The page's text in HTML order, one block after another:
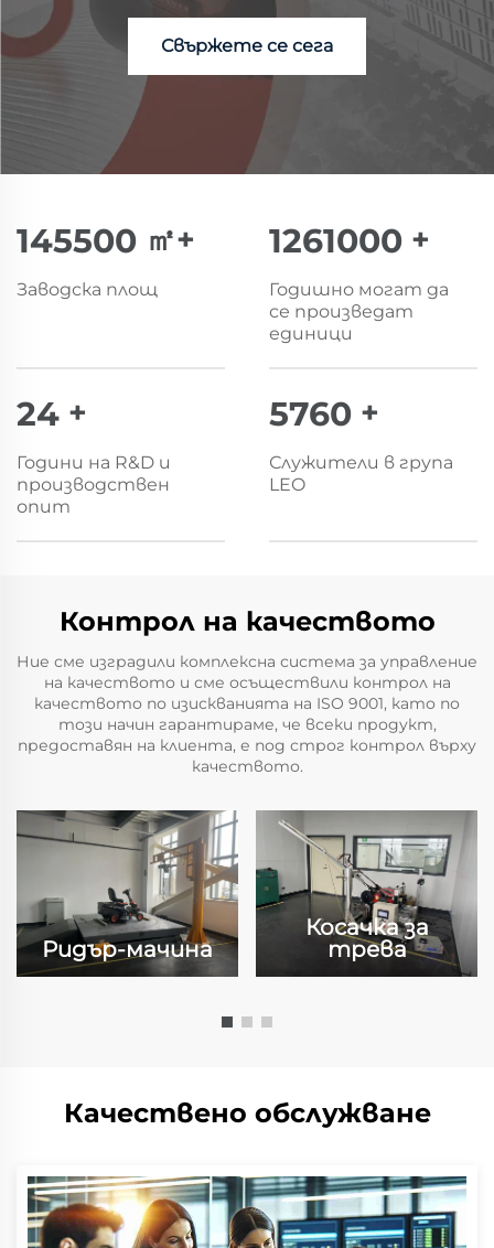
Свържете се сега
150000 ㎡+
Заводска площ
1300000 +
Годишно могат да
се произведат
единици
25 +
Години на R&D и
производствен
опит
6000 +
Служители в група
LEO
Контрол на качеството
Ние сме изградили комплексна система за управление
на качеството и сме осъществили контрол на
качеството по изискванията на ISO 9001, като по
този начин гарантираме, че всеки продукт,
предоставян на клиента, е под строг контрол върху
качеството.
Ридър-мачина
Косачка за
трева
Качествено обслужване